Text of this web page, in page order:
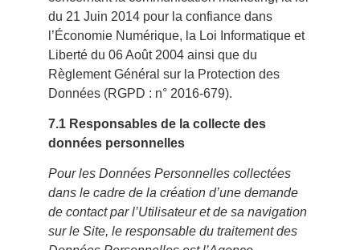
du 21 Juin 2014 pour la confiance dans
l’Économie Numérique, la Loi Informatique et
Liberté du 06 Août 2004 ainsi que du
Règlement Général sur la Protection des
Données (RGPD : n° 2016-679).
7.1 Responsables de la collecte des
données personnelles
Pour les Données Personnelles collectées
dans le cadre de la création d’une demande
de contact par l’Utilisateur et de sa navigation
sur le Site, le responsable du traitement des